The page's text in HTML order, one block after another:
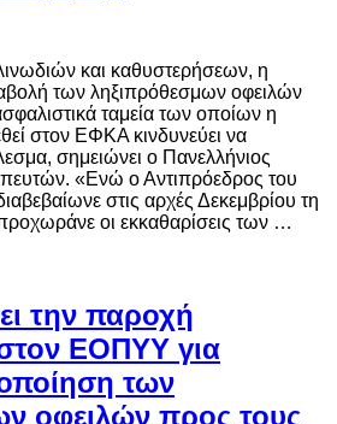
και καθυστερήσεων, η
των ληξιπρόθεσμων οφειλών
ταμεία των οποίων η
στον ΕΦΚΑ κινδυνεύει να
σημειώνει ο Πανελλήνιος
«Ενώ ο Αντιπρόεδρος του
στις αρχές Δεκεμβρίου τη
οι εκκαθαρίσεις των …
την παροχή
ΕΟΠΥΥ για
των
οφειλών προς τους